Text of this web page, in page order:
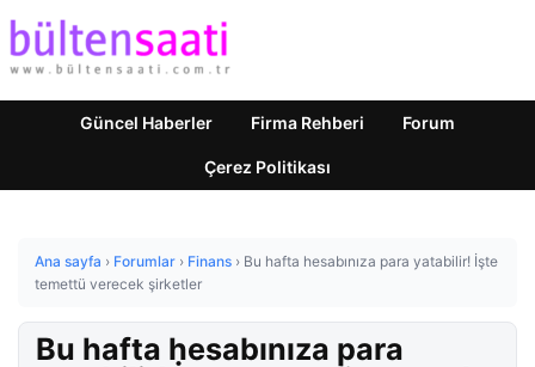
Güncel Haberler Firma Rehberi Forum
Çerez Politikası
Ana sayfa › Forumlar › Finans › Bu hafta hesabınıza para yatabilir! İşte
temettü verecek şirketler
Bu hafta hesabınıza para